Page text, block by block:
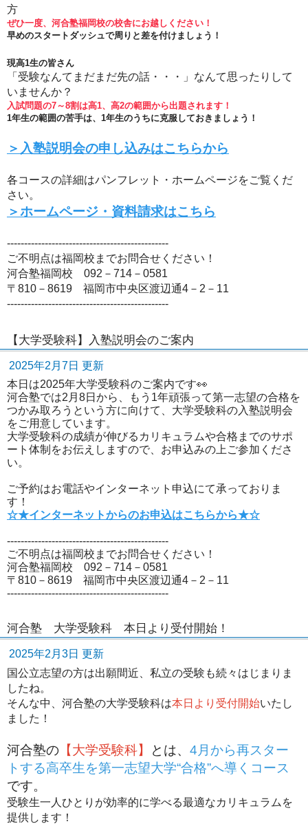
方
ぜひ一度、河合塾福岡校の校舎にお越しください！
早めのスタートダッシュで周りと差を付けましょう！
現高1生の皆さん
「受験なんてまだまだ先の話・・・」なんて思ったりして
いませんか？
入試問題の7～8割は高1、高2の範囲から出題されます！
1年生の範囲の苦手は、1年生のうちに克服しておきましょう！
＞入塾説明会の申し込みはこちらから
各コースの詳細はパンフレット・ホームページをご覧くだ
さい。
＞ホームページ・資料請求はこちら
-----------------------------------------------
ご不明点は福岡校までお問合せください！
河合塾福岡校 092－714－0581
〒810－8619 福岡市中央区渡辺通4－2－11
-----------------------------------------------
【大学受験科】入塾説明会のご案内
2025年2月7日 更新
本日は2025年大学受験科のご案内です👀
河合塾では2月8日から、もう1年頑張って第一志望の合格を
つかみ取ろうという方に向けて、大学受験科の入塾説明会
をご用意しています。
大学受験科の成績が伸びるカリキュラムや合格までのサポ
ート体制をお伝えしますので、お申込みの上ご参加くださ
い。
ご予約はお電話やインターネット申込にて承っておりま
す！
☆★インターネットからのお申込はこちらから★☆
-----------------------------------------------
ご不明点は福岡校までお問合せください！
河合塾福岡校 092－714－0581
〒810－8619 福岡市中央区渡辺通4－2－11
-----------------------------------------------
河合塾 大学受験科 本日より受付開始！
2025年2月3日 更新
国公立志望の方は出願間近、私立の受験も続々はじまりま
したね。
そんな中、河合塾の大学受験科は本日より受付開始いたし
ました！
河合塾の 【大学受験科】 とは、 4月から再スター
トする高卒生を第一志望大学“合格”へ導くコース
です。
受験生一人ひとりが効率的に学べる最適なカリキュラムを
提供します！